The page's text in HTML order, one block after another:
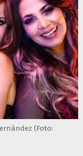
(Foto: